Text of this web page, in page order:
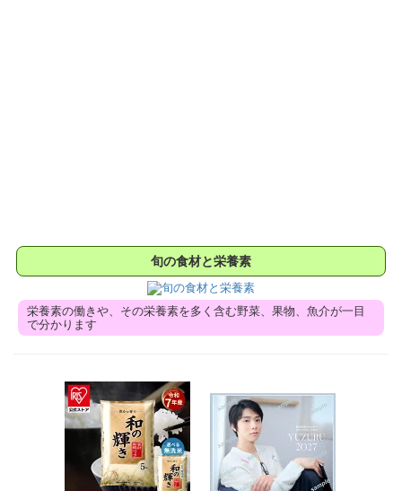
旬の食材と栄養素
栄養素の働きや、その栄養素を多く含む野菜、果物、魚介が一目
で分かります